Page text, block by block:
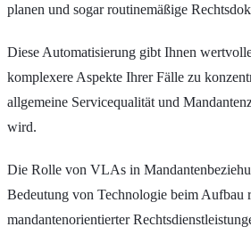
planen und sogar routinemäßige
Diese Automatisierung gibt Ihnen
komplexere Aspekte Ihrer Fälle zu
allgemeine Servicequalität und
wird.
Die Rolle von VLAs in
Bedeutung von Technologie beim Aufbau
mandantenorientierter